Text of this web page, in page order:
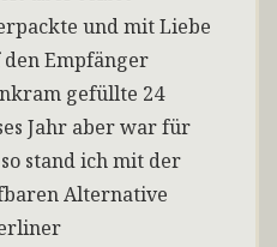
und mit Liebe
Empfänger
gefüllte 24
Jahr aber war für
stand ich mit der
Alternative